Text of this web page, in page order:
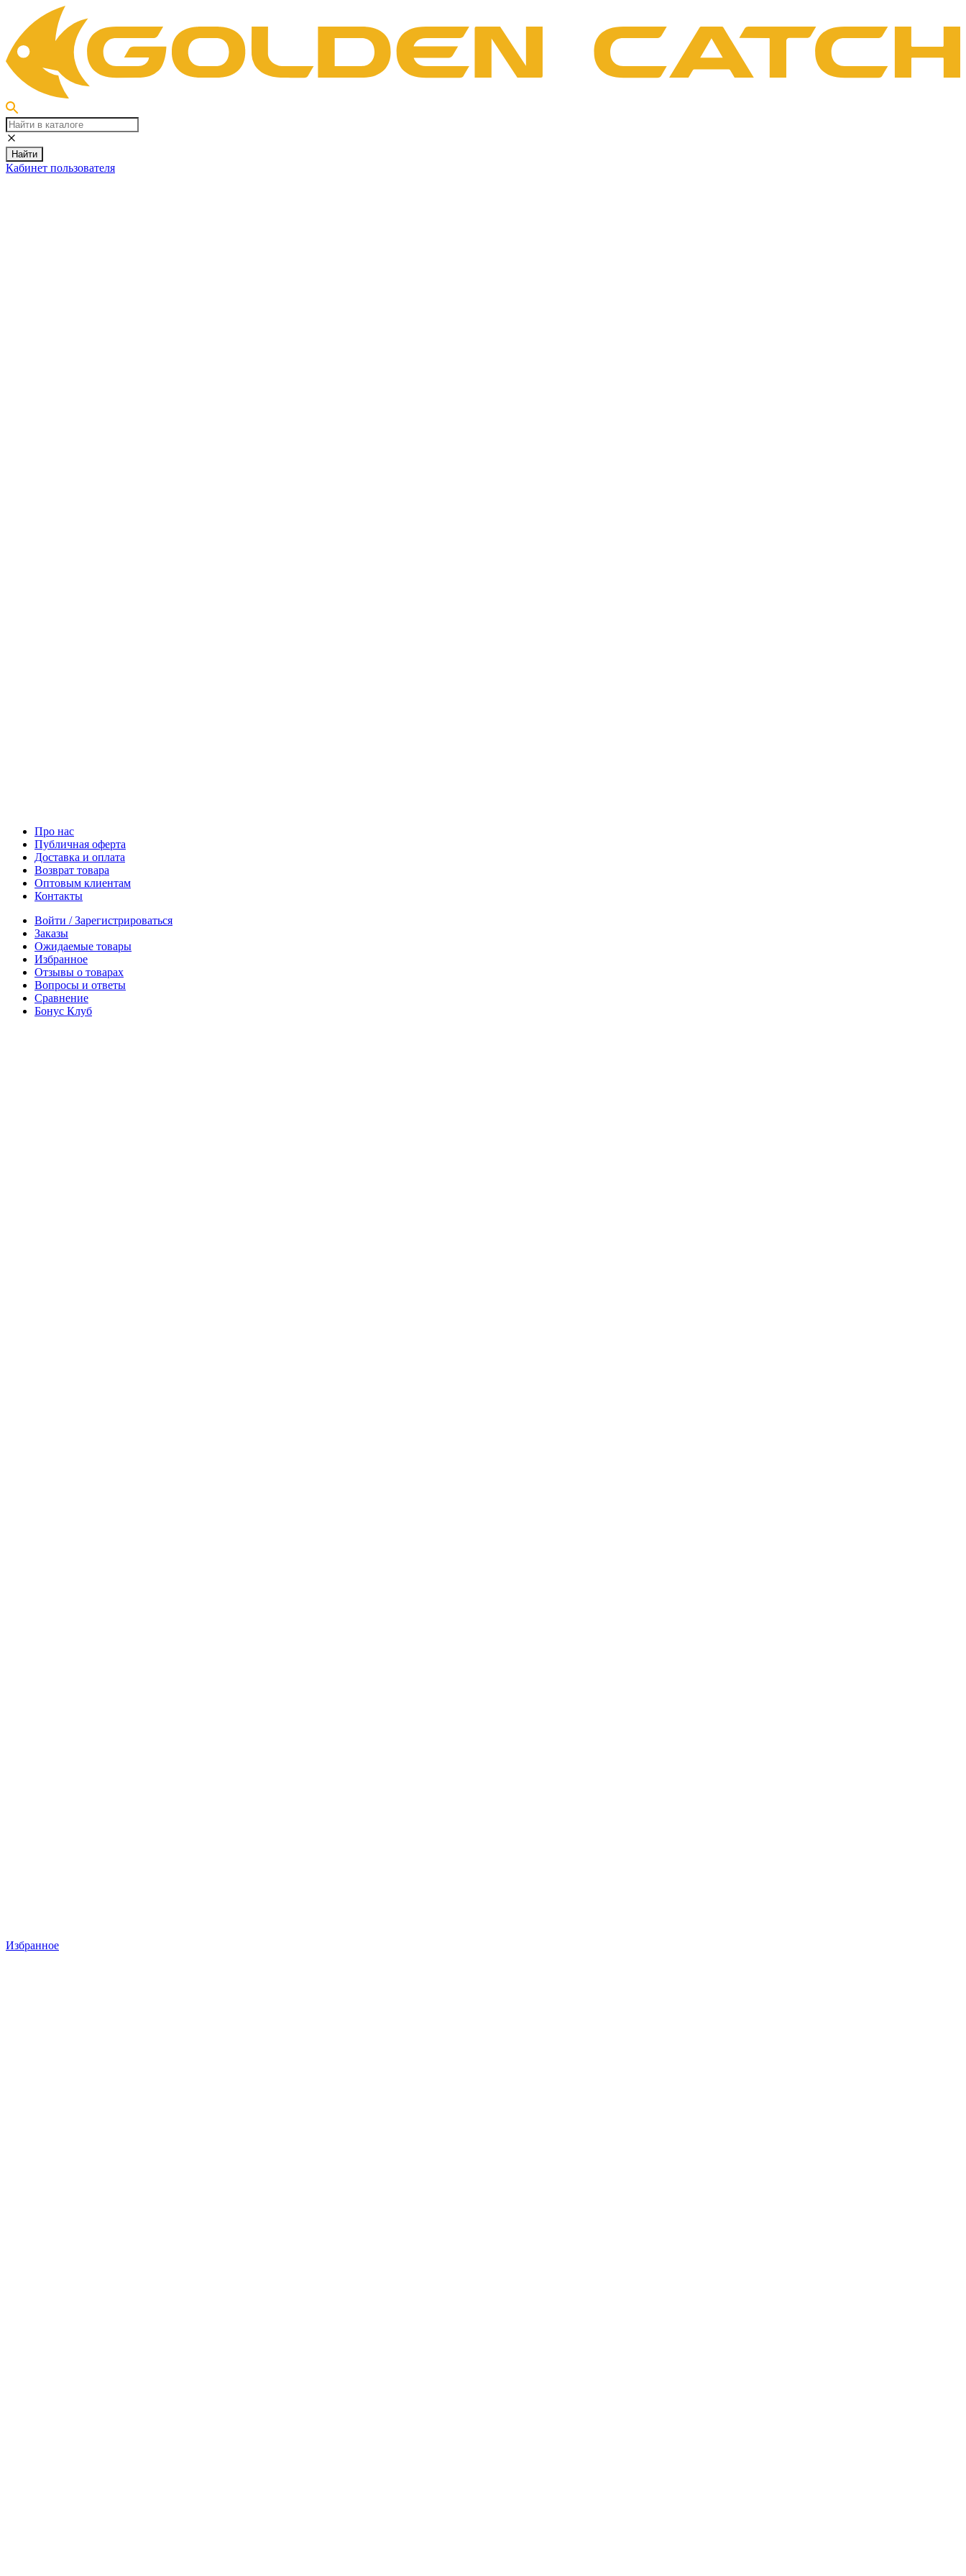
Найти
Кабинет пользователя
Про нас
Публичная оферта
Доставка и оплата
Возврат товара
Оптовым клиентам
Контакты
Войти / Зарегистрироваться
Заказы
Ожидаемые товары
Избранное
Отзывы о товарах
Вопросы и ответы
Сравнение
Бонус Клуб
Избранное